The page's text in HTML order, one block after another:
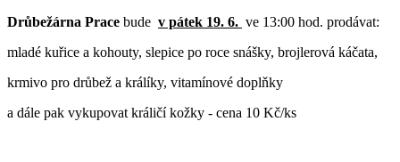
Drůbežárna Prace bude v pátek 19. 6. ve 13:00 hod. prodávat:
mladé kuřice a kohouty, slepice po roce snášky, brojlerová káčata,
krmivo pro drůbež a králíky, vitamínové doplňky
a dále pak vykupovat králičí kožky - cena 10 Kč/ks